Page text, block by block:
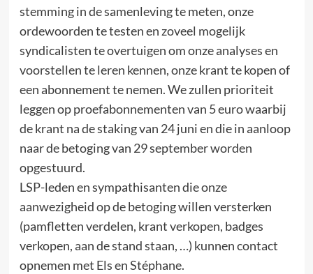
stemming in de samenleving te meten, onze
ordewoorden te testen en zoveel mogelijk
syndicalisten te overtuigen om onze analyses en
voorstellen te leren kennen, onze krant te kopen of
een abonnement te nemen. We zullen prioriteit
leggen op proefabonnementen van 5 euro waarbij
de krant na de staking van 24 juni en die in aanloop
naar de betoging van 29 september worden
opgestuurd.
LSP-leden en sympathisanten die onze
aanwezigheid op de betoging willen versterken
(pamfletten verdelen, krant verkopen, badges
verkopen, aan de stand staan, …) kunnen contact
opnemen met Els en Stéphane.